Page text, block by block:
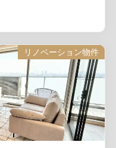
リノベーション物件